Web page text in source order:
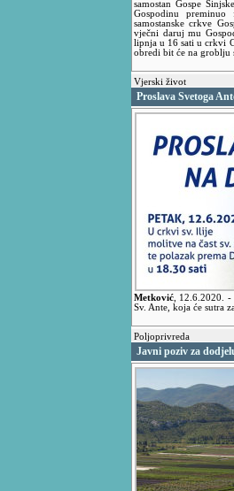
samostan Gospe
Gospodinu
samostanske crkve
vječni daruj mu
lipnja u 16 sati u crkvi
obredi bit će na groblju
Vjerski život
Proslava Svetoga
Metković 12.6.2020. -
Sv. Ante, koja će sutra
Poljoprivreda
Javni poziv za